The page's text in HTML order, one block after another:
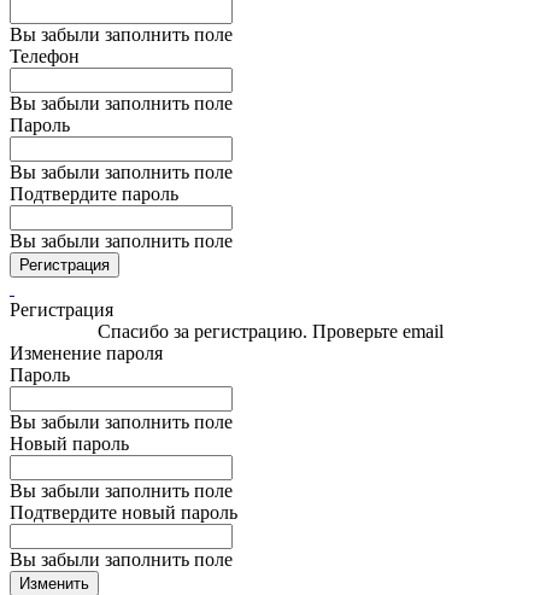
Вы забыли заполнить поле
Телефон
Вы забыли заполнить поле
Пароль
Вы забыли заполнить поле
Подтвердите пароль
Вы забыли заполнить поле
Регистрация
Регистрация
Спасибо за регистрацию. Проверьте email
Изменение пароля
Пароль
Вы забыли заполнить поле
Новый пароль
Вы забыли заполнить поле
Подтвердите новый пароль
Вы забыли заполнить поле
Изменить